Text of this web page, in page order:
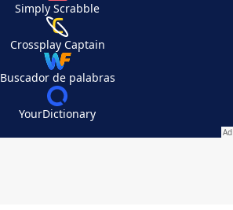
Simply Scrabble
Crossplay Captain
Buscador de palabras
YourDictionary